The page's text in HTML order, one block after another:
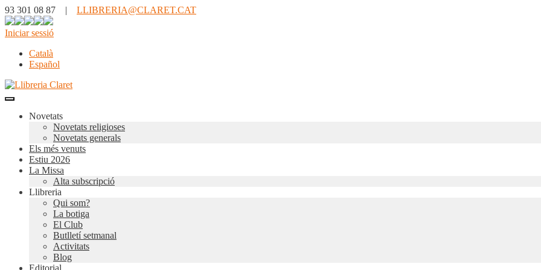
93 301 08 87 | LLIBRERIA@CLARET.CAT
Iniciar sessió
Català
Español
Novetats
Novetats religioses
Novetats generals
Els més venuts
Estiu 2026
La Missa
Alta subscripció
Llibreria
Qui som?
La botiga
El Club
Butlletí setmanal
Activitats
Blog
Editorial